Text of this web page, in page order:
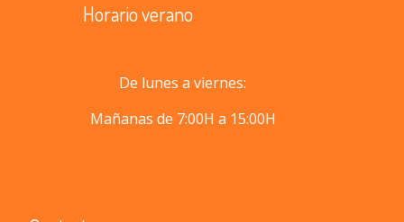
Horario verano
De lunes a viernes:
Mañanas de 7:00H a 15:00H